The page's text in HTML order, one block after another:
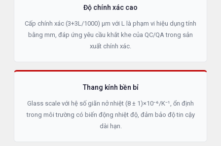
Độ chính xác cao
Cấp chính xác (3+3L/1000) µm với L là phạm vi hiệu dụng tính
bằng mm, đáp ứng yêu cầu khắt khe của QC/QA trong sản
xuất chính xác.
Thang kính bền bỉ
Glass scale với hệ số giãn nở nhiệt (8 ± 1)×10⁻⁶/K⁻¹, ổn định
trong môi trường có biến động nhiệt độ, đảm bảo độ tin cậy
dài hạn.